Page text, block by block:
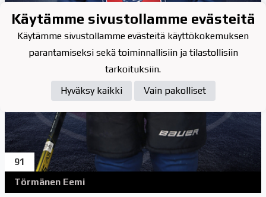
91
Törmänen Eemi
Käytämme sivustollamme evästeitä
Käytämme sivustollamme evästeitä käyttökokemuksen
parantamiseksi sekä toiminnallisiin ja tilastollisiin
tarkoituksiin.
Hyväksy kaikki
Vain pakolliset